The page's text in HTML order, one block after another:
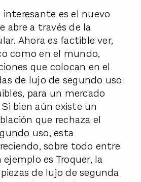
es el nuevo
abre a través de la
Ahora es factible ver,
como en el mundo,
que colocan en el
de lujo de segundo uso
para un mercado
bien aún existe un
que rechaza el
uso, esta
sobre todo entre
es Troquer, la
de lujo de segunda